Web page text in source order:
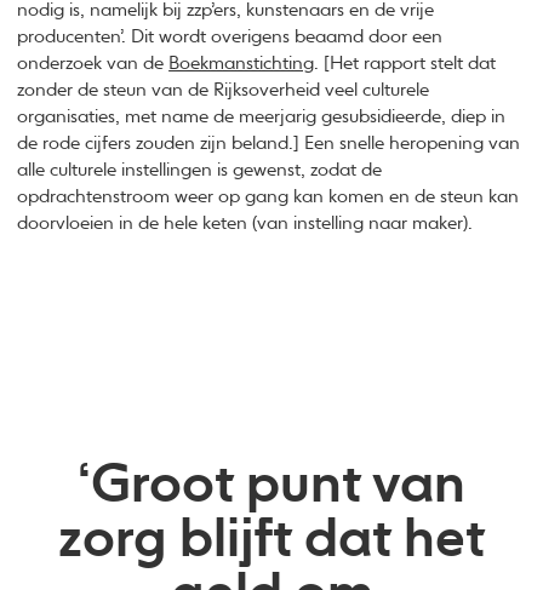
nodig is, namelijk bij zzp’ers, kunstenaars en de vrije
producenten’. Dit wordt overigens beaamd door een
onderzoek van de Boekmanstichting. [Het rapport stelt dat
zonder de steun van de Rijksoverheid veel culturele
organisaties, met name de meerjarig gesubsidieerde, diep in
de rode cijfers zouden zijn beland.] Een snelle heropening van
alle culturele instellingen is gewenst, zodat de
opdrachtenstroom weer op gang kan komen en de steun kan
doorvloeien in de hele keten (van instelling naar maker).
‘Groot punt van
zorg blijft dat het